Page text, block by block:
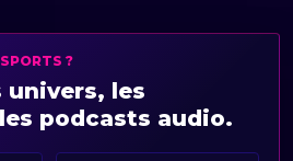
?
univers, les
podcasts audio.